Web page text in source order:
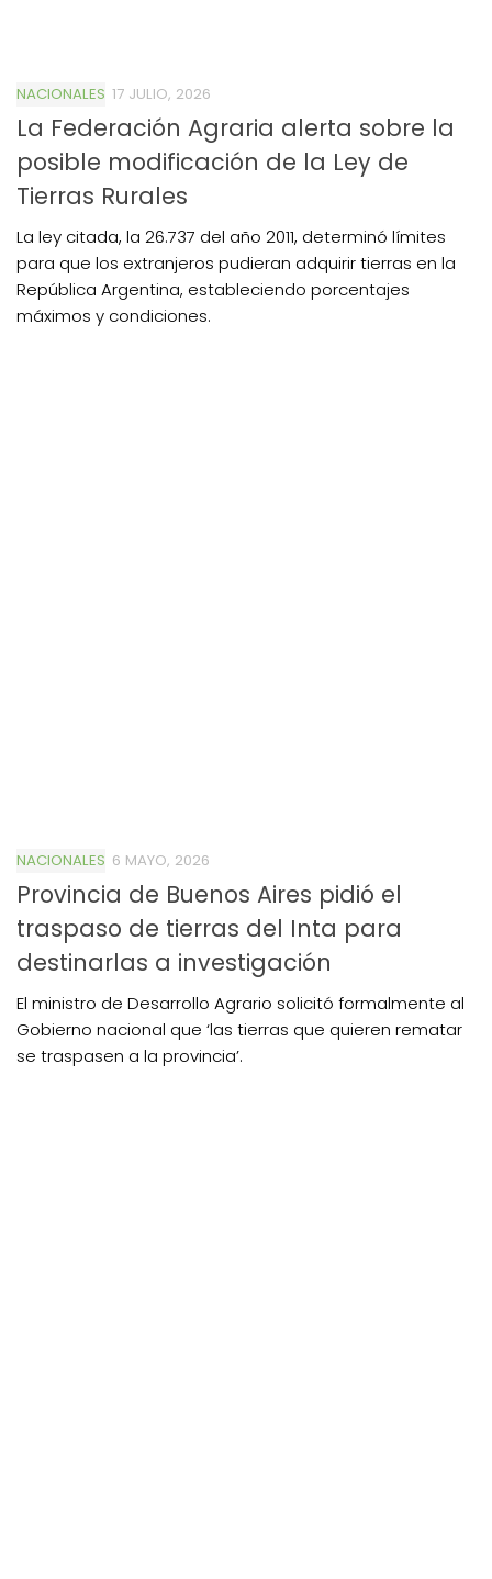
NACIONALES 17 JULIO, 2026
La Federación Agraria alerta sobre la
posible modificación de la Ley de
Tierras Rurales
La ley citada, la 26.737 del año 2011, determinó límites
para que los extranjeros pudieran adquirir tierras en la
República Argentina, estableciendo porcentajes
máximos y condiciones.
NACIONALES 6 MAYO, 2026
Provincia de Buenos Aires pidió el
traspaso de tierras del Inta para
destinarlas a investigación
El ministro de Desarrollo Agrario solicitó formalmente al
Gobierno nacional que ‘las tierras que quieren rematar
se traspasen a la provincia’.